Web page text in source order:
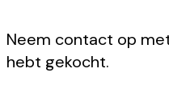
Neem contact op
hebt gekocht.